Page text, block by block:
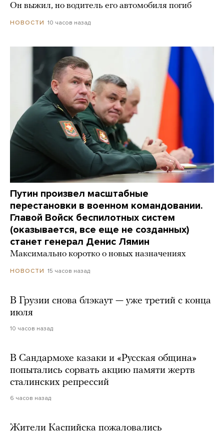
Он выжил, но водитель его автомобиля погиб
НОВОСТИ 10 часов назад
Путин произвел масштабные
перестановки в военном командовании.
Главой Войск беспилотных систем
(оказывается, все еще не созданных)
станет генерал Денис Лямин
Максимально коротко о новых назначениях
НОВОСТИ 15 часов назад
В Грузии снова блэкаут — уже третий с конца
июля
10 часов назад
В Сандармохе казаки и «Русская община»
попытались сорвать акцию памяти жертв
сталинских репрессий
6 часов назад
Жители Каспийска пожаловались